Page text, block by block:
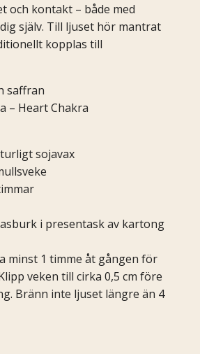
och kontakt – både med
själv. Till ljuset hör mantrat
kopplas till
saffran
– Heart Chakra
sojavax
i presentask av kartong
minst 1 timme åt gången för
veken till cirka 0,5 cm före
Bränn inte ljuset längre än 4